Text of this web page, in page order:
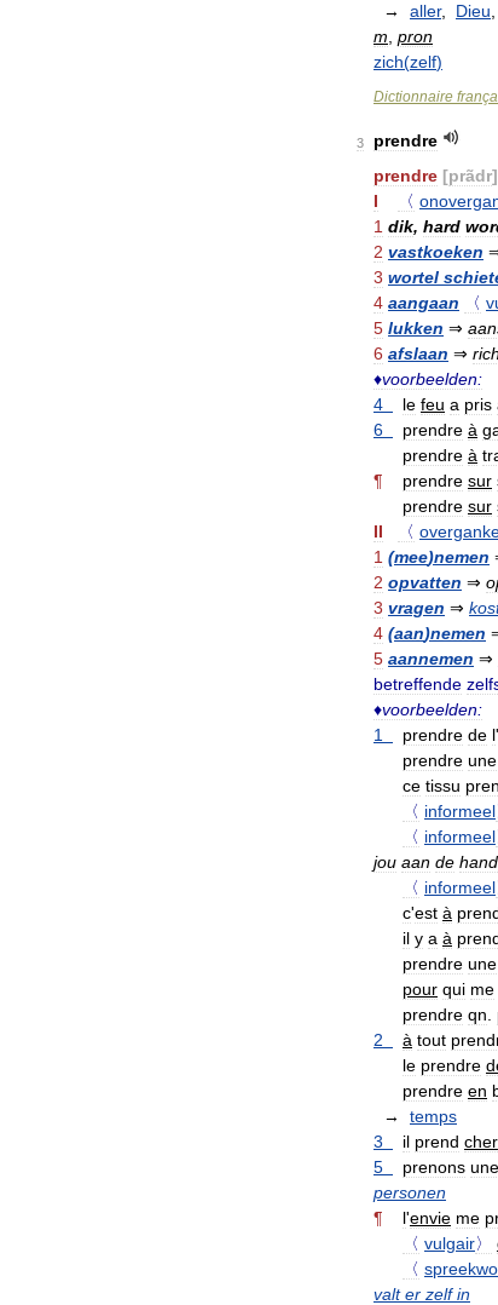
→ aller, Dieu
m pron
zich(zelf)
Dictionnaire
3
prendre
prendre [prãdr]
I
〈
1 dik, hard
2 vastkoeken
3 wortel
4 aangaan 〈
5 lukken ⇒
6 afslaan ⇒
♦voorbeelden:
4
le feu a pris
6
prendre à
prendre à
¶
prendre sur
prendre sur
II
〈
1 (mee)nemen
2 opvatten ⇒
3 vragen ⇒
4 (aan)nemen
5 aannemen ⇒
betreffende
♦voorbeelden:
1
prendre de l'
prendre une
ce tissu
〈 informeel
〈 informeel
jou aan de hand
〈 informeel
c'est à
il y a à
prendre une
pour qui me
prendre qn
2
à tout
le prendre
prendre en
→ temps
3
il prend cher
5
prenons une
personen
¶
l'envie me
〈 vulgair〉
〈
valt er zelf in